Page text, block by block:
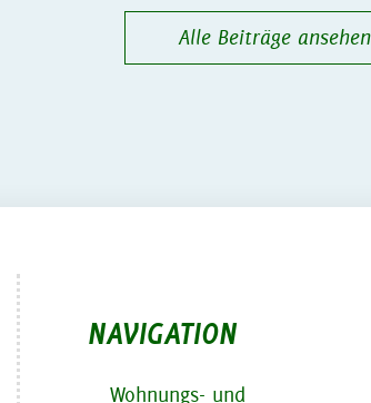
Alle Beiträge
NAVIGATION
Wohnungs- und